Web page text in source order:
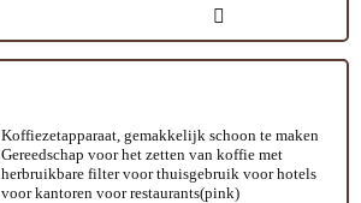
Koffiezetapparaat, gemakkelijk schoon te maken
Gereedschap voor het zetten van koffie met
herbruikbare filter voor thuisgebruik voor hotels
voor kantoren voor restaurants(pink)